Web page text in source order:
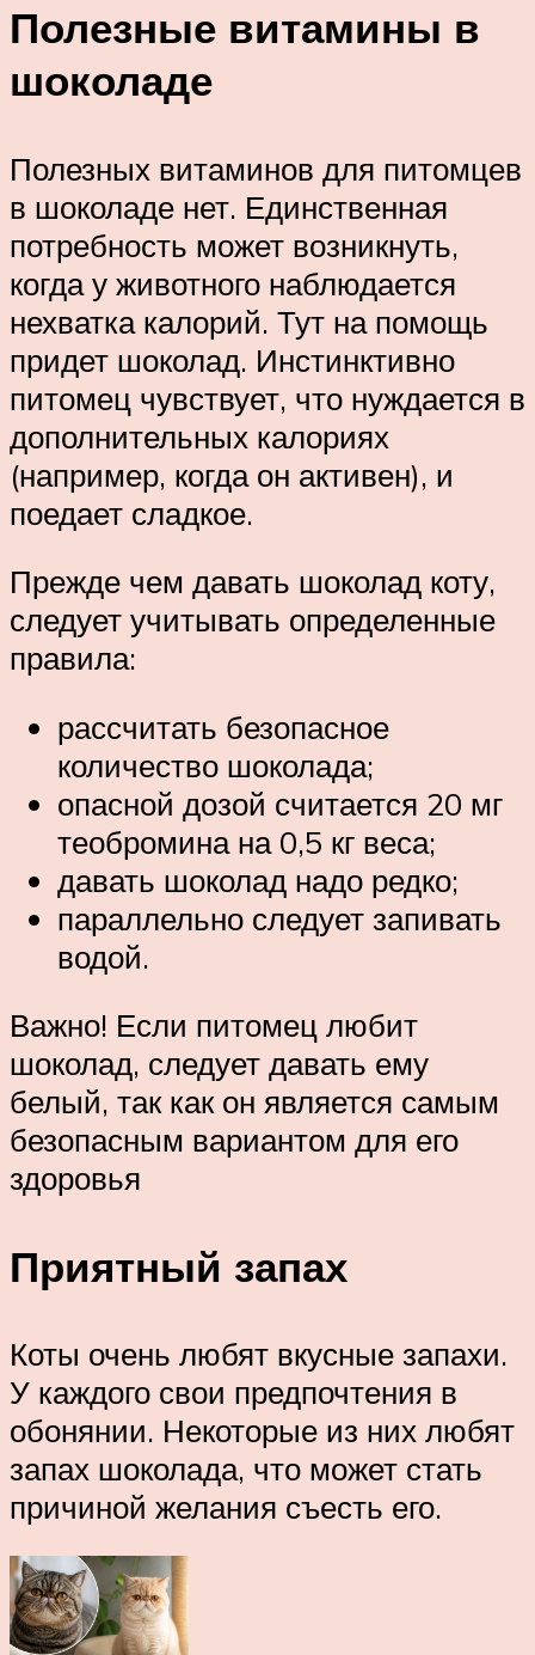
Полезные витамины в
шоколаде
Полезных витаминов для питомцев
в шоколаде нет. Единственная
потребность может возникнуть,
когда у животного наблюдается
нехватка калорий. Тут на помощь
придет шоколад. Инстинктивно
питомец чувствует, что нуждается в
дополнительных калориях
(например, когда он активен), и
поедает сладкое.
Прежде чем давать шоколад коту,
следует учитывать определенные
правила:
рассчитать безопасное
количество шоколада;
опасной дозой считается 20 мг
теобромина на 0,5 кг веса;
давать шоколад надо редко;
параллельно следует запивать
водой.
Важно! Если питомец любит
шоколад, следует давать ему
белый, так как он является самым
безопасным вариантом для его
здоровья
Приятный запах
Коты очень любят вкусные запахи.
У каждого свои предпочтения в
обонянии. Некоторые из них любят
запах шоколада, что может стать
причиной желания съесть его.